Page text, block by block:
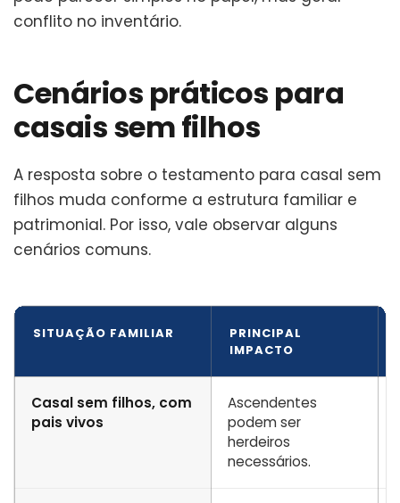
conflito no inventário.
Cenários práticos para
casais sem filhos
A resposta sobre o testamento para casal sem
filhos muda conforme a estrutura familiar e
patrimonial. Por isso, vale observar alguns
cenários comuns.
SITUAÇÃO FAMILIAR
PRINCIPAL
IMPACTO
Casal sem filhos, com
pais vivos
Ascendentes
podem ser
herdeiros
necessários.